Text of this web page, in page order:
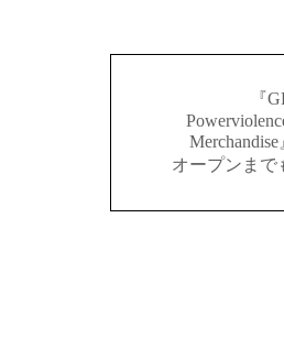
『
オープンまで